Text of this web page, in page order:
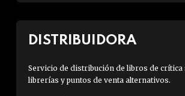
DISTRIBUIDORA
Servicio de distribución de libros de crítica
librerías y puntos de venta alternativos.